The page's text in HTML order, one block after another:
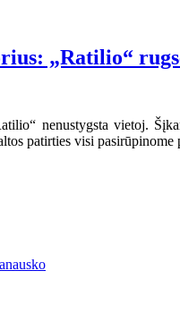
„Ratilio“
nenustygsta vietoj.
patirties visi